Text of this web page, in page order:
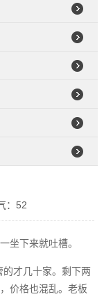
：52
坐下来就吐槽。
的才几十家。剩下两
价格也混乱。老板